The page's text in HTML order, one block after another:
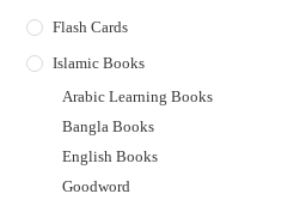
Flash Cards
Islamic Books
Arabic Learning Books
Bangla Books
English Books
Goodword